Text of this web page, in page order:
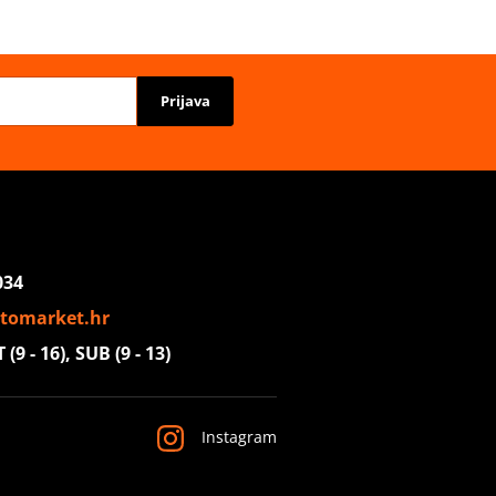
Prijava
(9 - 16), SUB (9 - 13)
Instagram